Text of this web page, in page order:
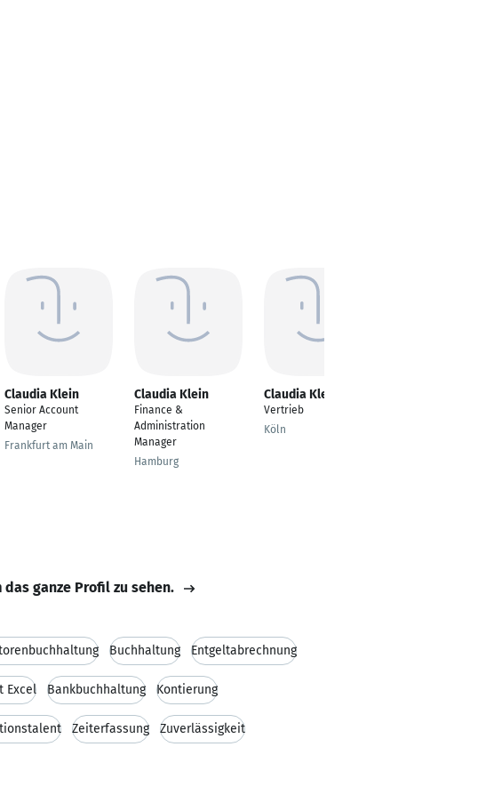
Claudia Klein
Senior Account
Manager
Frankfurt am Main
Claudia Klein
Finance &
Administration
Manager
Hamburg
Claudia Klein
Vertrieb
Köln
das ganze Profil zu sehen.
Buchhaltung Entgeltabrechnung
Excel Bankbuchhaltung Kontierung
Zeiterfassung Zuverlässigkeit